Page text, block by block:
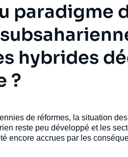
paradigme
hybrides
?
de réformes, la situation
reste peu développé et les
encore accrues par les